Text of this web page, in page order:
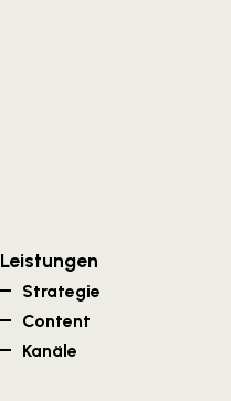
Leistungen
Strategie
Content
Kanäle